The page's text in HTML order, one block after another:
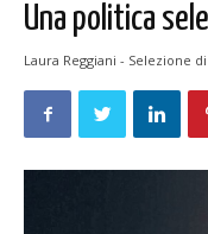
Una politica
Laura Reggiani - Selezione